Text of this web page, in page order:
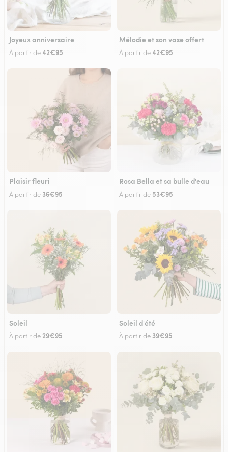
Joyeux anniversaire
À partir de42€95
Mélodie et son vase offert
À partir de42€95
Plaisir fleuri
À partir de 36€95
Rosa Bella et sa bulle d'eau
À partir de 53€95
Soleil
À partir de 29€95
Soleil d'été
À partir de 39€95